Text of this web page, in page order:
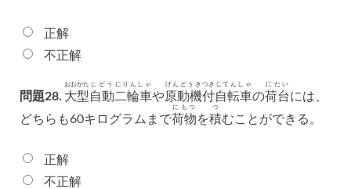
正解
不正解
問題28. 大型
おおがた
自動
じどう
二輪車
にりんしゃ
や原動機
げんどうき
付
つき
自転車
じてんしゃ
の荷台
にだい
には、
どちらも60キログラムまで荷物
にもつ
を積
つ
むことができる。
正解
不正解